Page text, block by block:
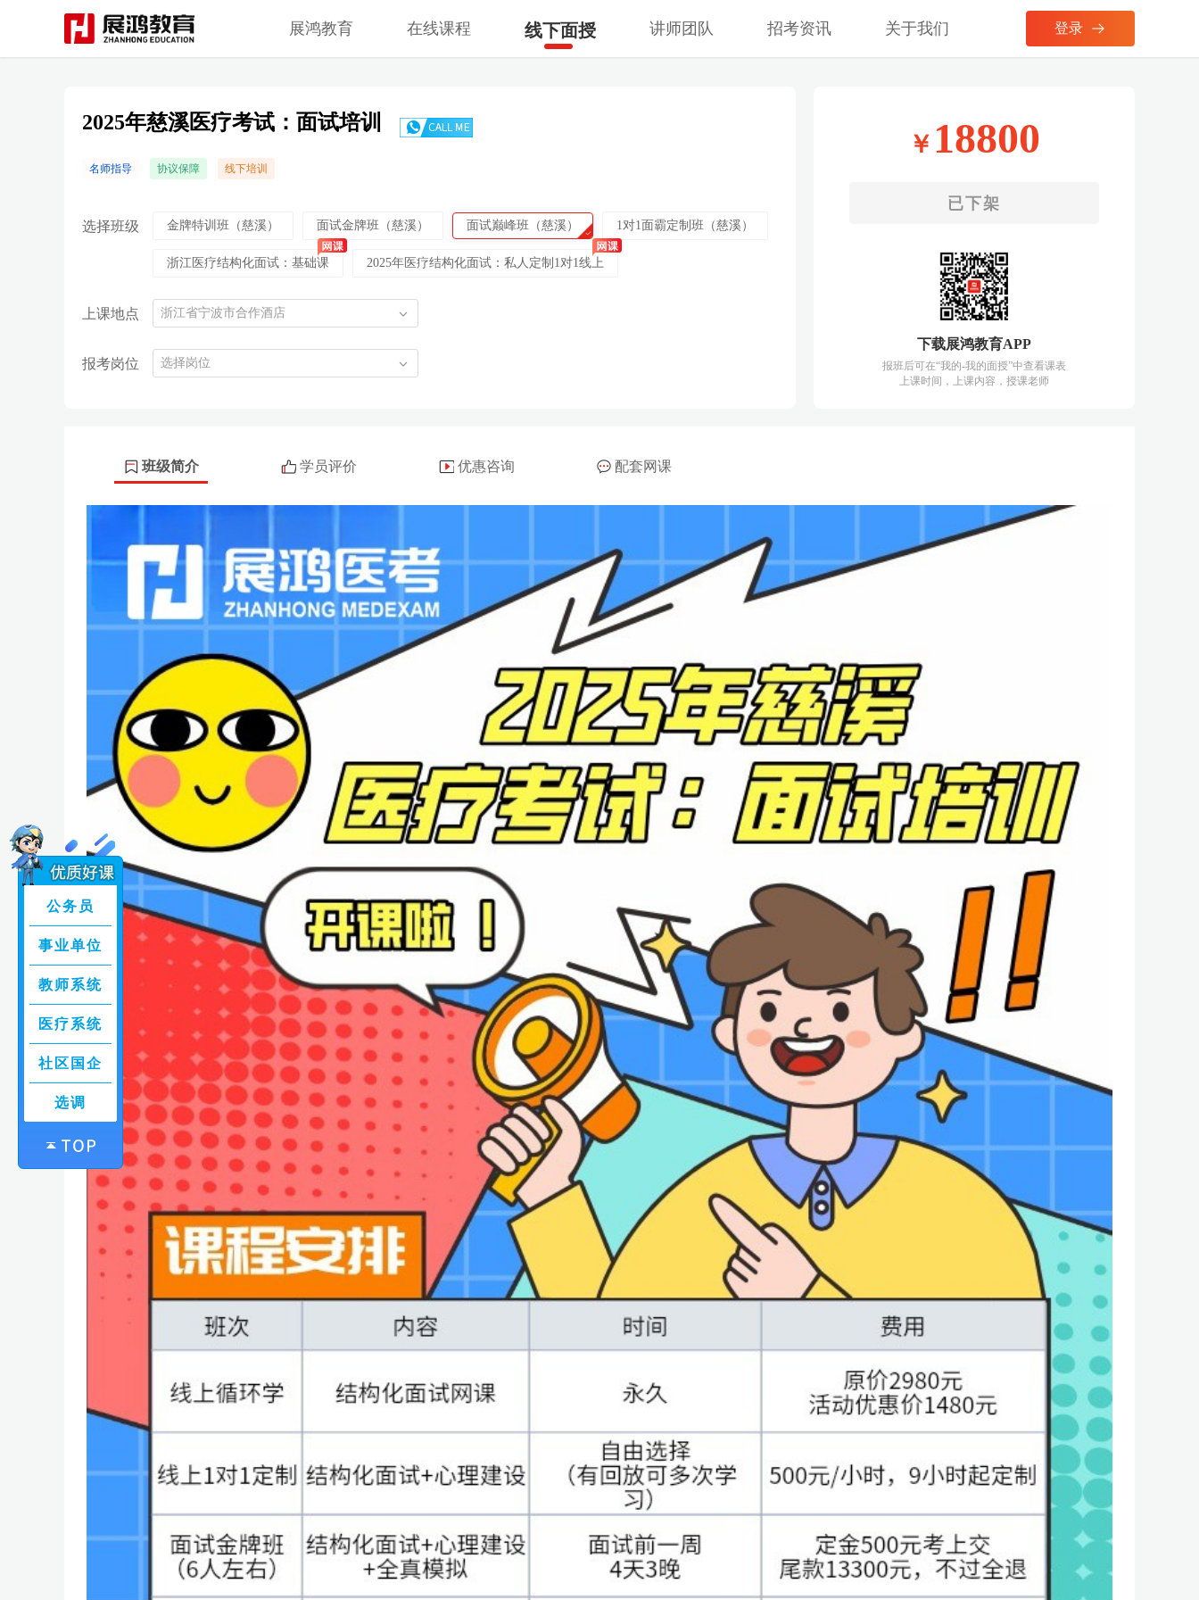
2025年慈溪医疗考试：面试培训
名师指导 协议保障 线下培训
选择班级 金牌特训班（慈溪） 面试金牌班（慈溪） 面试巅峰班（慈溪） 1对1面霸定制班（慈溪）
浙江医疗结构化面试：基础课 2025年医疗结构化面试：私人定制1对1线上
上课地点 浙江省宁波市合作酒店
报考岗位 选择岗位
￥ 18800
已下架
下载展鸿教育APP
报班后可在“我的-我的面授”中查看课表
上课时间，上课内容，授课老师
班级简介 学员评价 优惠咨询 配套网课
公务员
事业单位
教师系统
医疗系统
社区国企
选调
展鸿教育 在线课程 线下面授 讲师团队 招考资讯 关于我们 登录